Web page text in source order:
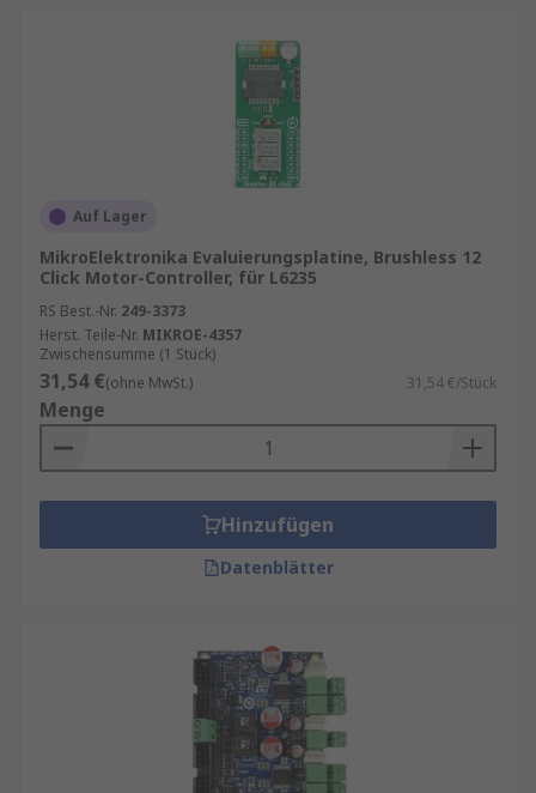
Auf Lager
MikroElektronika Evaluierungsplatine, Brushless 12
Click Motor-Controller, für L6235
RS Best.-Nr. 249-3373
Herst. Teile-Nr. MIKROE-4357
Zwischensumme (1 Stück)
31,54 €(ohne MwSt.) 31,54 €/Stück
Menge
Hinzufügen
Datenblätter